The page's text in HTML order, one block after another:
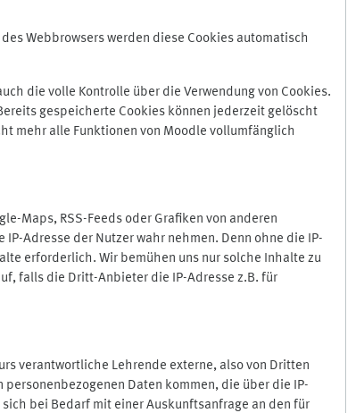
Webbrowsers werden diese Cookies automatisch
die volle Kontrolle über die Verwendung von Cookies.
gespeicherte Cookies können jederzeit gelöscht
mehr alle Funktionen von Moodle vollumfänglich
Maps, RSS-Feeds oder Grafiken von anderen
Adresse der Nutzer wahr nehmen. Denn ohne die IP-
erforderlich. Wir bemühen uns nur solche Inhalte zu
falls die Dritt-Anbieter die IP-Adresse z.B. für
verantwortliche Lehrende externe, also von Dritten
Daten kommen, die über die IP-
bei Bedarf mit einer Auskunftsanfrage an den für